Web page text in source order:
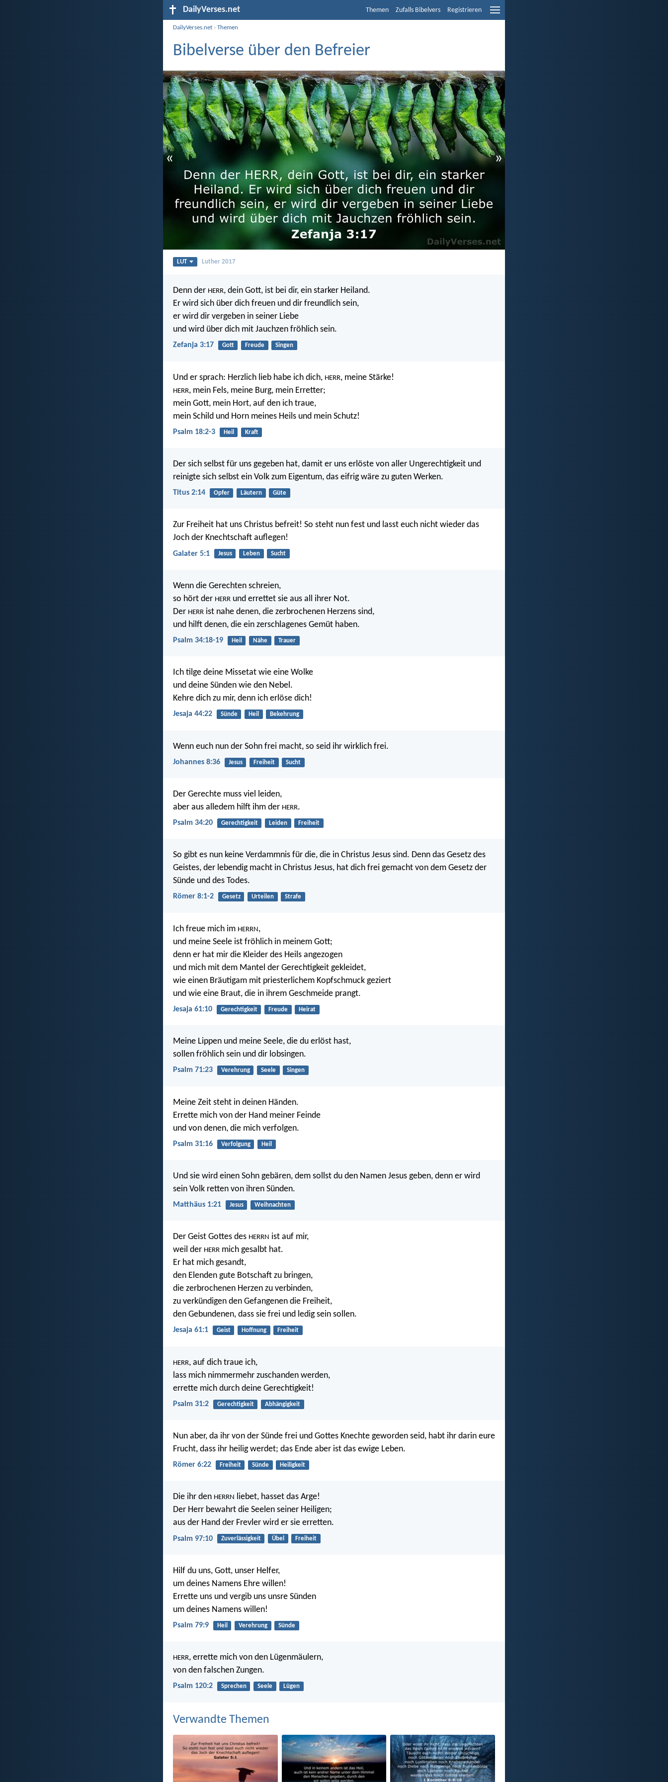
DailyVerses.net Themen Zufalls Bibelvers Registrieren
DailyVerses.net ›Themen
Bibelverse über den Befreier
« »
LUT Luther 2017
Denn der HERR, dein Gott, ist bei dir, ein starker Heiland.
Er wird sich über dich freuen und dir freundlich sein,
er wird dir vergeben in seiner Liebe
und wird über dich mit Jauchzen fröhlich sein.
Zefanja 3:17 Gott Freude Singen
Und er sprach: Herzlich lieb habe ich dich, HERR, meine Stärke!
HERR, mein Fels, meine Burg, mein Erretter;
mein Gott, mein Hort, auf den ich traue,
mein Schild und Horn meines Heils und mein Schutz!
Psalm 18:2-3 Heil Kraft
Der sich selbst für uns gegeben hat, damit er uns erlöste von aller Ungerechtigkeit und
reinigte sich selbst ein Volk zum Eigentum, das eifrig wäre zu guten Werken.
Titus 2:14 Opfer Läutern Güte
Zur Freiheit hat uns Christus befreit! So steht nun fest und lasst euch nicht wieder das
Joch der Knechtschaft auflegen!
Galater 5:1 Jesus Leben Sucht
Wenn die Gerechten schreien,
so hört der HERR und errettet sie aus all ihrer Not.
Der HERR ist nahe denen, die zerbrochenen Herzens sind,
und hilft denen, die ein zerschlagenes Gemüt haben.
Psalm 34:18-19 Heil Nähe Trauer
Ich tilge deine Missetat wie eine Wolke
und deine Sünden wie den Nebel.
Kehre dich zu mir, denn ich erlöse dich!
Jesaja 44:22 Sünde Heil Bekehrung
Wenn euch nun der Sohn frei macht, so seid ihr wirklich frei.
Johannes 8:36 Jesus Freiheit Sucht
Der Gerechte muss viel leiden,
aber aus alledem hilft ihm der HERR.
Psalm 34:20 Gerechtigkeit Leiden Freiheit
So gibt es nun keine Verdammnis für die, die in Christus Jesus sind. Denn das Gesetz des
Geistes, der lebendig macht in Christus Jesus, hat dich frei gemacht von dem Gesetz der
Sünde und des Todes.
Römer 8:1-2 Gesetz Urteilen Strafe
Ich freue mich im HERRN,
und meine Seele ist fröhlich in meinem Gott;
denn er hat mir die Kleider des Heils angezogen
und mich mit dem Mantel der Gerechtigkeit gekleidet,
wie einen Bräutigam mit priesterlichem Kopfschmuck geziert
und wie eine Braut, die in ihrem Geschmeide prangt.
Jesaja 61:10 Gerechtigkeit Freude Heirat
Meine Lippen und meine Seele, die du erlöst hast,
sollen fröhlich sein und dir lobsingen.
Psalm 71:23 Verehrung Seele Singen
Meine Zeit steht in deinen Händen.
Errette mich von der Hand meiner Feinde
und von denen, die mich verfolgen.
Psalm 31:16 Verfolgung Heil
Und sie wird einen Sohn gebären, dem sollst du den Namen Jesus geben, denn er wird
sein Volk retten von ihren Sünden.
Matthäus 1:21 Jesus Weihnachten
Der Geist Gottes des HERRN ist auf mir,
weil der HERR mich gesalbt hat.
Er hat mich gesandt,
den Elenden gute Botschaft zu bringen,
die zerbrochenen Herzen zu verbinden,
zu verkündigen den Gefangenen die Freiheit,
den Gebundenen, dass sie frei und ledig sein sollen.
Jesaja 61:1 Geist Hoffnung Freiheit
HERR, auf dich traue ich,
lass mich nimmermehr zuschanden werden,
errette mich durch deine Gerechtigkeit!
Psalm 31:2 Gerechtigkeit Abhängigkeit
Nun aber, da ihr von der Sünde frei und Gottes Knechte geworden seid, habt ihr darin eure
Frucht, dass ihr heilig werdet; das Ende aber ist das ewige Leben.
Römer 6:22 Freiheit Sünde Heiligkeit
Die ihr den HERRN liebet, hasset das Arge!
Der Herr bewahrt die Seelen seiner Heiligen;
aus der Hand der Frevler wird er sie erretten.
Psalm 97:10 Zuverlässigkeit Übel Freiheit
Hilf du uns, Gott, unser Helfer,
um deines Namens Ehre willen!
Errette uns und vergib uns unsre Sünden
um deines Namens willen!
Psalm 79:9 Heil Verehrung Sünde
HERR, errette mich von den Lügenmäulern,
von den falschen Zungen.
Psalm 120:2 Sprechen Seele Lügen
Verwandte Themen